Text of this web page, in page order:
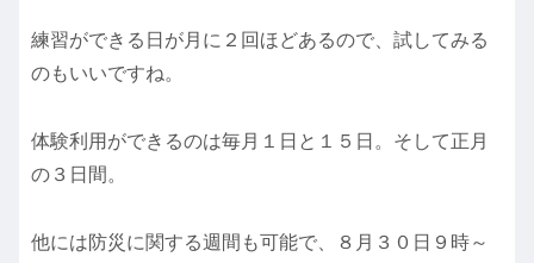
練習ができる日が月に２回ほどあるので、試してみる
のもいいですね。
体験利用ができるのは毎月１日と１５日。そして正月
の３日間。
他には防災に関する週間も可能で、８月３０日９時～